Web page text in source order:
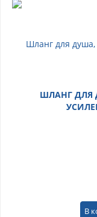
ШЛАНГ ДЛЯ
В